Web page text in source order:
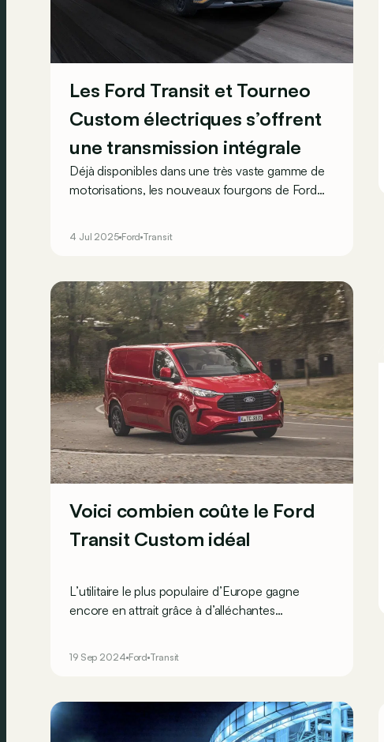
Les Ford Transit et Tourneo
Custom électriques s’offrent
une transmission intégrale
Déjà disponibles dans une très vaste gamme de
motorisations, les nouveaux fourgons de Ford
4 Jul 2025 Ford Transit
Voici combien coûte le Ford
Transit Custom idéal
L’utilitaire le plus populaire d’Europe gagne
encore en attrait grâce à d’alléchantes
Transit Custom idéal en ce moment ?
19 Sep 2024 Ford Transit